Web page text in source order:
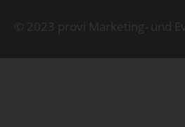
© 2023 provi Marketing- und